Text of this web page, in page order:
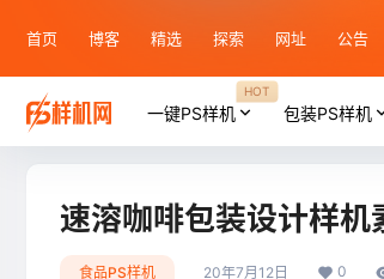
首页 博客 精选 探索 网址 公告
一键PS样机
HOT
包装PS样机
速溶咖啡包装设计样机
食品PS样机 20年7月12日 0